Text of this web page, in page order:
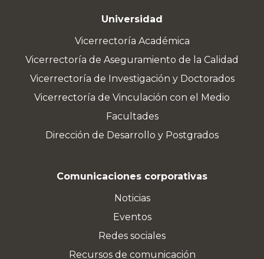
Universidad
Vicerrectoría Académica
Vicerrectoría de Aseguramiento de la Calidad
Vicerrectoría de Investigación y Doctorados
Vicerrectoría de Vinculación con el Medio
Facultades
Dirección de Desarrollo y Postgrados
Comunicaciones corporativas
Noticias
Eventos
Redes sociales
Recursos de comunicación